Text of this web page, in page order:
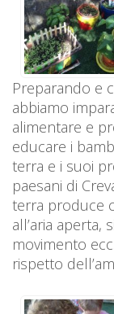
Preparando e
abbiamo
alimentare e
educare i
terra e i suoi
paesani di
terra produce
all’aria aperta,
movimento
rispetto